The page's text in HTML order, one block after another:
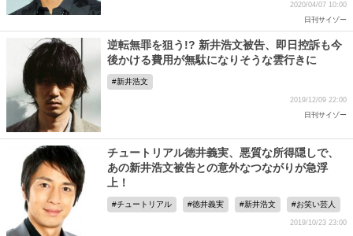
2020/04/07 10:00
日刊サイゾー
逆転無罪を狙う!? 新井浩文被告、即日控訴も今
後かける費用が無駄になりそうな雲行きに
新井浩文
2019/12/09 22:00
日刊サイゾー
チュートリアル徳井義実、悪質な所得隠しで、
あの新井浩文被告との意外なつながりが急浮
上！
チュートリアル 徳井義実 新井浩文 お笑い芸人
2019/10/23 23:00